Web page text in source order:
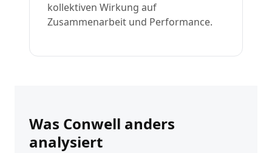
kollektiven Wirkung auf
Zusammenarbeit und Performance.
Was Conwell anders
analysiert